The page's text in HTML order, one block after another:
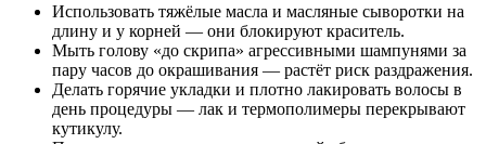
Использовать тяжёлые масла и масляные сыворотки на
длину и у корней — они блокируют краситель.
Мыть голову «до скрипа» агрессивными шампунями за
пару часов до окрашивания — растёт риск раздражения.
Делать горячие укладки и плотно лакировать волосы в
день процедуры — лак и термополимеры перекрывают
кутикулу.